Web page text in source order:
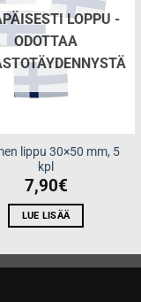
LOPPU -
ODOTTAA
lippu 30×50 mm, 5
kpl
7,90€
LUE LISÄÄ